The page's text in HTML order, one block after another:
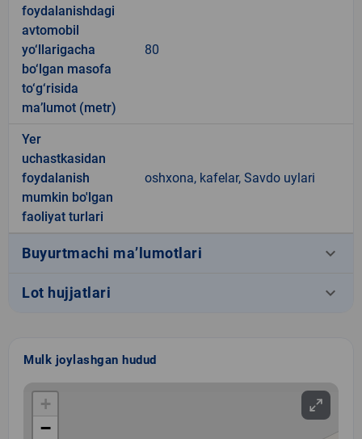
foydalanishdagi
avtomobil
yo‘llarigacha
bo‘lgan masofa
to‘g‘risida
ma’lumot (metr)
80
Yer
uchastkasidan
foydalanish
mumkin bo'lgan
faoliyat turlari
oshxona, kafelar, Savdo uylari
Buyurtmachi ma’lumotlari keyboard_arrow_down
Lot hujjatlari keyboard_arrow_down
Mulk joylashgan hudud
+
−